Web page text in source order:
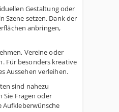
Gestaltung oder
setzen. Dank der
anbringen,
Vereine oder
Für besonders kreative
Aussehen verleihen.
sind nahezu
Sie Fragen oder
Aufkleberwünsche